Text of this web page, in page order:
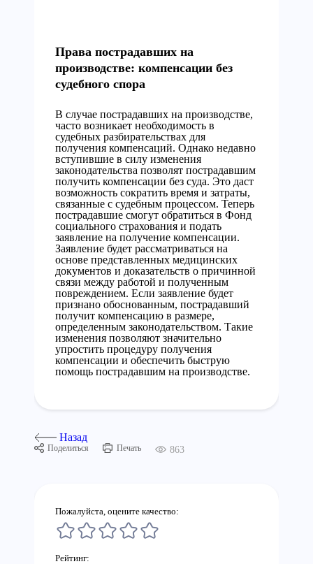
Права пострадавших на
производстве: компенсации без
судебного спора
В случае пострадавших на производстве,
часто возникает необходимость в
судебных разбирательствах для
получения компенсаций. Однако недавно
вступившие в силу изменения
законодательства позволят пострадавшим
получить компенсации без суда. Это даст
возможность сократить время и затраты,
связанные с судебным процессом. Теперь
пострадавшие смогут обратиться в Фонд
социального страхования и подать
заявление на получение компенсации.
Заявление будет рассматриваться на
основе представленных медицинских
документов и доказательств о причинной
связи между работой и полученным
повреждением. Если заявление будет
признано обоснованным, пострадавший
получит компенсацию в размере,
определенным законодательством. Такие
изменения позволяют значительно
упростить процедуру получения
компенсации и обеспечить быструю
помощь пострадавшим на производстве.
Назад
Поделиться Печать 863
Пожалуйста, оцените качество:
Рейтинг: